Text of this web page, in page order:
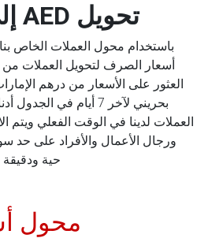
تحويل AED إلى BHD
باستخدام محول العملات الخاص
العثور على الأسعار من درهم
بحريني لآخر 7 أيام في
العملات لدينا في الوقت الفعلي ويتم
ورجال الأعمال والأفراد على حد
حية
محول